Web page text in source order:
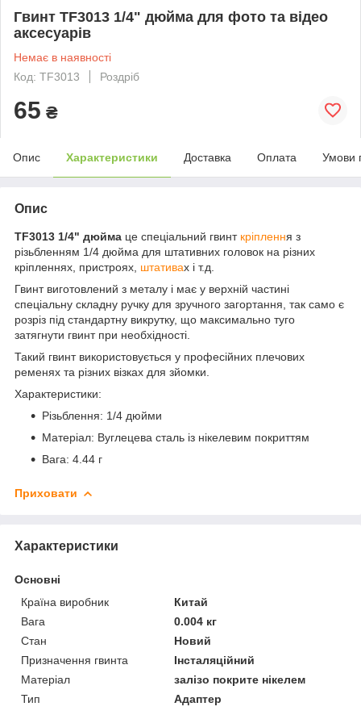
Гвинт TF3013 1/4" дюйма для фото та відео
аксесуарів
Немає в наявності
Код: TF3013
Роздріб
65 ₴
Опис Характеристики Доставка Оплата Умови
Опис
TF3013 1/4" дюйма це спеціальний гвинткріплення з
різьбленням 1/4 дюйма для штативних головок на різних
кріпленнях, пристроях, штативах і т.д.
Гвинт виготовлений з металу і має у верхній частині
спеціальну складну ручку для зручного загортання, так само є
розріз під стандартну викрутку, що максимально туго
затягнути гвинт при необхідності.
Такий гвинт використовується у професійних плечових
ременях та різних візках для зйомки.
Характеристики:
Різьблення: 1/4 дюйми
Матеріал: Вуглецева сталь із нікелевим покриттям
Вага: 4.44 г
Приховати
Характеристики
Основні
Країна виробник
Китай
Вага
0.004 кг
Стан
Новий
Призначення гвинта
Інсталяційний
Матеріал
залізо покрите нікелем
Тип
Адаптер